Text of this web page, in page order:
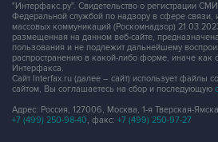
"Интерфакс.ру". Свидетельство о регистрации
Федеральной службой по надзору в сфере связи,
массовых коммуникаций (Роскомнадзор)
размещенная на данном веб-сайте,
пользования и не подлежит дальнейшему
распространению в какой-либо форме, иначе как
Интерфакса.
Сайт Interfax.ru (далее – сайт) использует файлы
сайтом, Вы соглашаетесь на сбор и последующую
Адрес: Россия, 127006, Москва, 1-я Тверская-
+7 (499) 250-98-40, факс: +7 (499) 250-97-27